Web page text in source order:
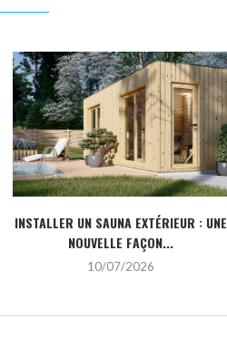
INSTALLER UN SAUNA EXTÉRIEUR : UNE
NOUVELLE FAÇON...
10/07/2026